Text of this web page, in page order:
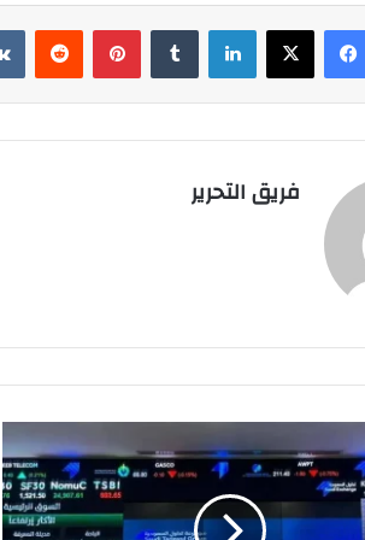
فيسبوك ‫X لينكدإن بينتيريست
فريق التحرير